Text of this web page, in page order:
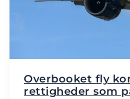
Overbooket fly
rettigheder som